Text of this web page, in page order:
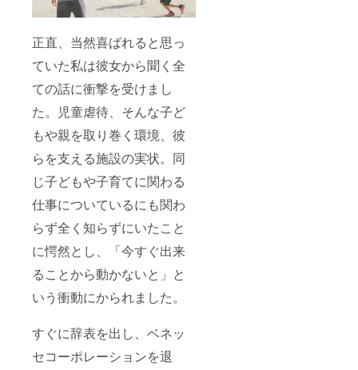
正直、当然喜ばれると思っ
ていた私は彼女から聞く全
ての話に衝撃を受けまし
た。児童虐待、そんな子ど
もや親を取り巻く環境、彼
らを支える施設の実状。同
じ子どもや子育てに関わる
仕事についているにも関わ
らず全く知らずにいたこと
に愕然とし、「今すぐ出来
ることから動かないと」と
いう衝動にかられました。
すぐに辞表を出し、ベネッ
セコーポレーションを退